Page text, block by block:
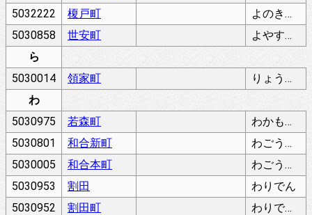
5032222
榎戸町
よのきどちょう
5030858
世安町
よやすちょう
ら
5030014
領家町
りょうけちょう
わ
5030975
若森町
わかもりちょう
5030801
和合新町
わごうしんまち
5030005
和合本町
わごうほんまち
5030953
割田
わりでん
5030952
割田町
わりでんちょう